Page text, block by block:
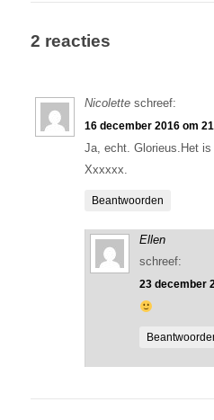
2 reacties
Nicolette schreef:
16 december 2016 om
Ja, echt. Glorieus.Het
Xxxxxx.
Beantwoorden
Ellen
schreef:
23 december